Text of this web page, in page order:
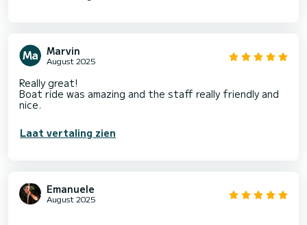
Marvin
August 2025
Really great!
Boat ride was amazing and the staff really friendly and
nice.
Laat vertaling zien
Emanuele
August 2025